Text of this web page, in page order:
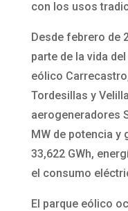
con los usos
Desde febrero de
parte de la vida
eólico
Tordesillas y
aerogeneradores
MW de potencia y
33,622 GWh,
el consumo
El parque eólico